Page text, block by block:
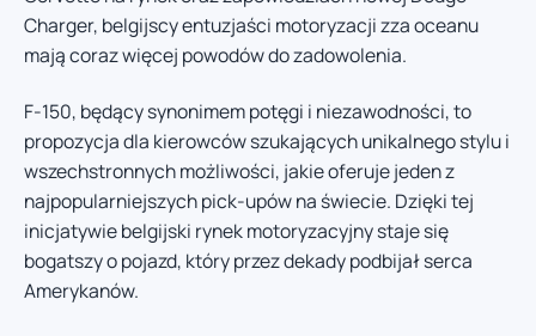
Charger, belgijscy entuzjaści motoryzacji zza oceanu
mają coraz więcej powodów do zadowolenia.
F-150, będący synonimem potęgi i niezawodności, to
propozycja dla kierowców szukających unikalnego stylu i
wszechstronnych możliwości, jakie oferuje jeden z
najpopularniejszych pick-upów na świecie. Dzięki tej
inicjatywie belgijski rynek motoryzacyjny staje się
bogatszy o pojazd, który przez dekady podbijał serca
Amerykanów.